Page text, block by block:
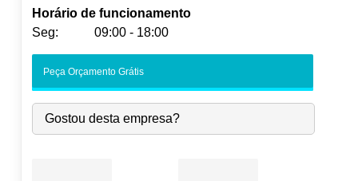
Horário de funcionamento
Seg:
09:00 - 18:00
-
Qua:
09:00-18:00
Qui:
09:00-18:00
Peça Orçamento Grátis
Gostou desta empresa?